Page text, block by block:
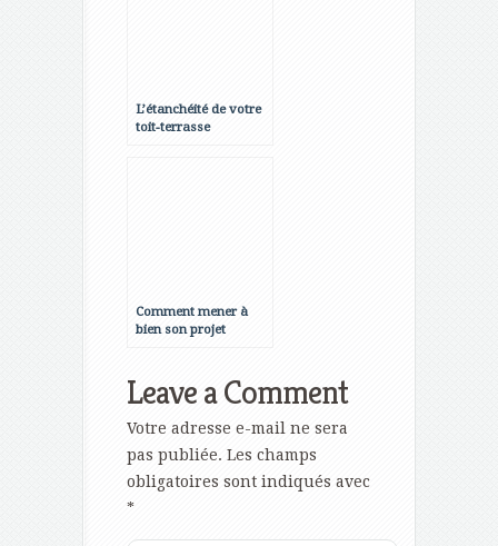
L’étanchéité de votre
toit-terrasse
Comment mener à
bien son projet
Leave a Comment
Votre adresse e-mail ne sera
pas publiée. Les champs
obligatoires sont indiqués avec
*